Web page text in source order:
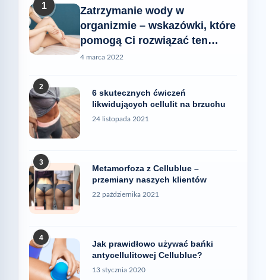
1
Zatrzymanie wody w
organizmie – wskazówki, które
pomogą Ci rozwiązać ten
problem
4 marca 2022
2
6 skutecznych ćwiczeń
likwidujących cellulit na brzuchu
24 listopada 2021
3
Metamorfoza z Cellublue –
przemiany naszych klientów
22 października 2021
4
Jak prawidłowo używać bańki
antycellulitowej Cellublue?
13 stycznia 2020